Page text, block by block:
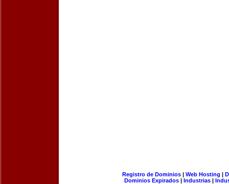
Registro de Dominios| Web Hosting |
Dominios Expirados | Industrias |